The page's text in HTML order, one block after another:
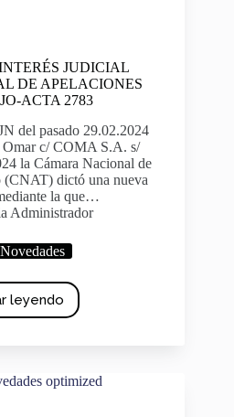
JUDICIAL
DE APELACIONES
ACTA 2783
del pasado 29.02.2024
Omar c/ COMA S.A. s/
la Cámara Nacional de
(CNAT) dictó una nueva
la que…
Administrador
Novedades
leyendo